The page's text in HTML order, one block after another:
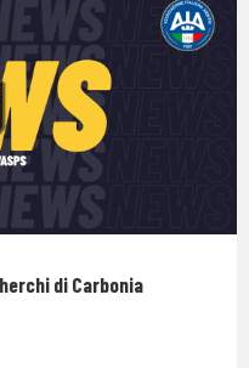
di Carbonia